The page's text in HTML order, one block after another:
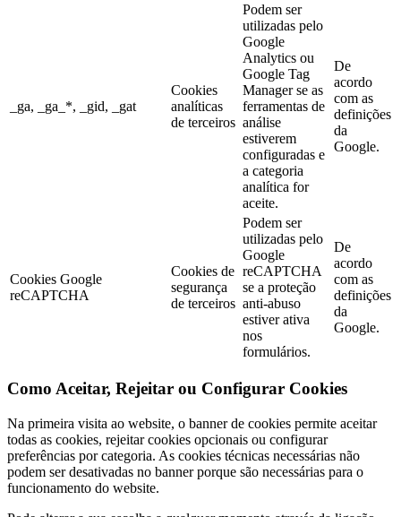
_ga, _ga_*, _gid, _gat
Cookies
analíticas
de terceiros
Podem ser
utilizadas pelo
Google
Analytics ou
Google Tag
Manager se as
ferramentas de
análise
estiverem
configuradas e
a categoria
analítica for
aceite.
De
acordo
com as
definições
da
Google.
Cookies Google
reCAPTCHA
Cookies de
segurança
de terceiros
Podem ser
utilizadas pelo
Google
reCAPTCHA
se a proteção
anti-abuso
estiver ativa
nos
formulários.
De
acordo
com as
definições
da
Google.
Como Aceitar, Rejeitar ou Configurar Cookies
Na primeira visita ao website, o banner de cookies permite aceitar
todas as cookies, rejeitar cookies opcionais ou configurar
preferências por categoria. As cookies técnicas necessárias não
podem ser desativadas no banner porque são necessárias para o
funcionamento do website.